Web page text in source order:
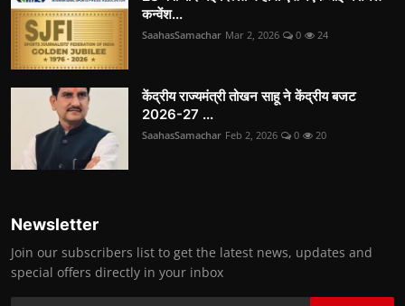
कन्वेंश...
SaahasSamachar Mar 2, 2026 0 24
केंद्रीय राज्यमंत्री तोखन साहू ने केंद्रीय बजट
2026-27 ...
SaahasSamachar Feb 2, 2026 0 20
Newsletter
Join our subscribers list to get the latest news, updates and
special offers directly in your inbox